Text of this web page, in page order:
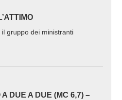
il gruppo dei ministranti
A DUE A DUE (MC 6,7) –